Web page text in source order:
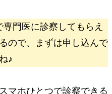
門医に診察してもらえ
ので、まずは申し込んで
♪
マホひとつで診察できる